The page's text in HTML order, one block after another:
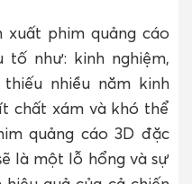
xuất phim quảng cáo
tố như: kinh nghiệm,
nhiều năm kinh
chất xám và khó thể
quảng cáo 3D đặc
là một lỗ hổng và sự